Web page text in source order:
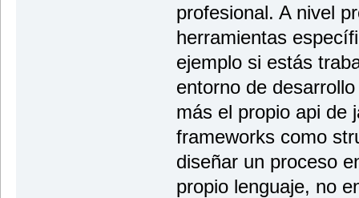
profesional. A nivel
herramientas
ejemplo si estás
entorno de
más el propio api de
frameworks como
diseñar un proceso
propio lenguaje, no